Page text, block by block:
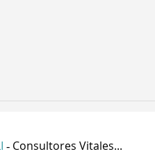
- Consultores Vitales...